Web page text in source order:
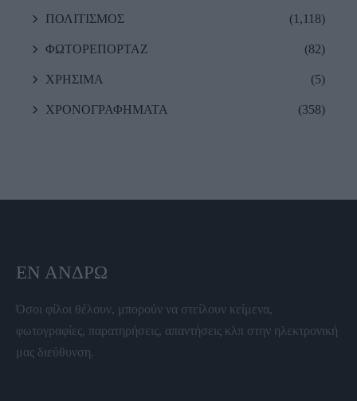
ΠΟΛΙΤΙΣΜΟΣ (1,118)
ΦΩΤΟΡΕΠΟΡΤΑΖ (82)
ΧΡΗΣΙΜΑ (5)
ΧΡΟΝΟΓΡΑΦΗΜΑΤΑ (358)
ΕΝ ΆΝΔΡΩ
Όσοι φίλοι θέλουν, μπορούν να στείλουν κείμενα,
φωτογραφίες, παρατηρήσεις, απαντήσεις κλπ στην ηλεκτρονική
μας διεύθυνση.